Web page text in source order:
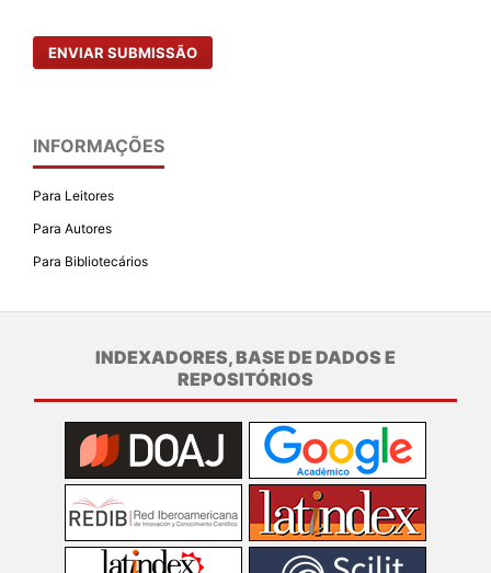
ENVIAR SUBMISSÃO
INFORMAÇÕES
Para Leitores
Para Autores
Para Bibliotecários
INDEXADORES, BASE DE DADOS E
REPOSITÓRIOS